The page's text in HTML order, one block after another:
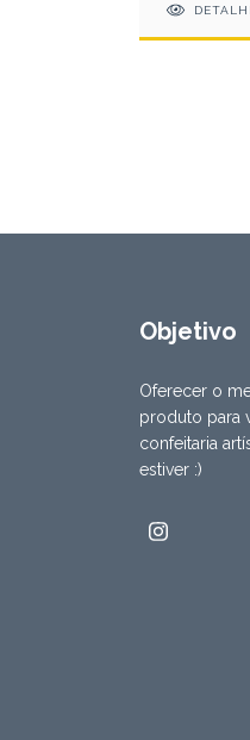
Objetivo
Oferecer o
produto para
confeitaria
estiver :)